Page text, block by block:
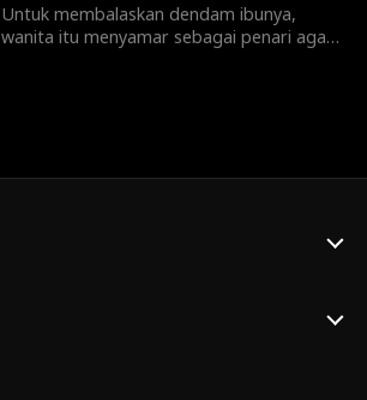
Untuk membalaskan dendam ibunya,
wanita itu menyamar sebagai penari agar
asmara?